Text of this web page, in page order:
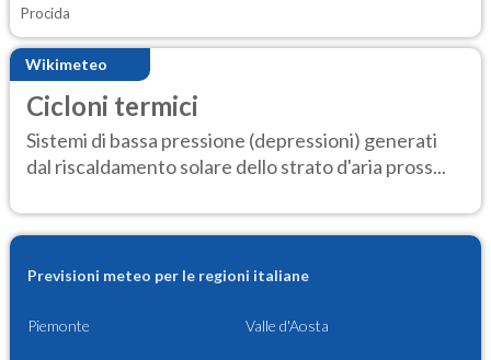
Procida
Wikimeteo
Cicloni termici
Sistemi di bassa pressione (depressioni) generati
dal riscaldamento solare dello strato d'aria pross...
Previsioni meteo per le regioni italiane
Piemonte Valle d'Aosta